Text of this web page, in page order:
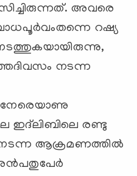
അവരെ
റഷ്യ
നടന്ന
ഇദ്‌ലിബിലെ രണ്ടു
ആക്രമണത്തില്‍